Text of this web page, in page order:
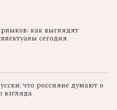
как выглядят
сегодня
что россияне думают о
взгляда